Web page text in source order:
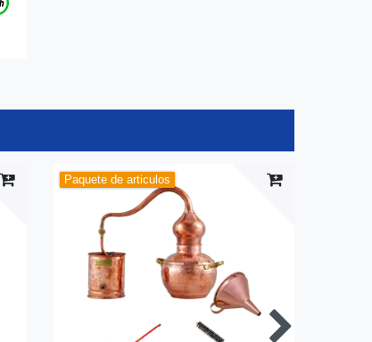
Paquete de articulos